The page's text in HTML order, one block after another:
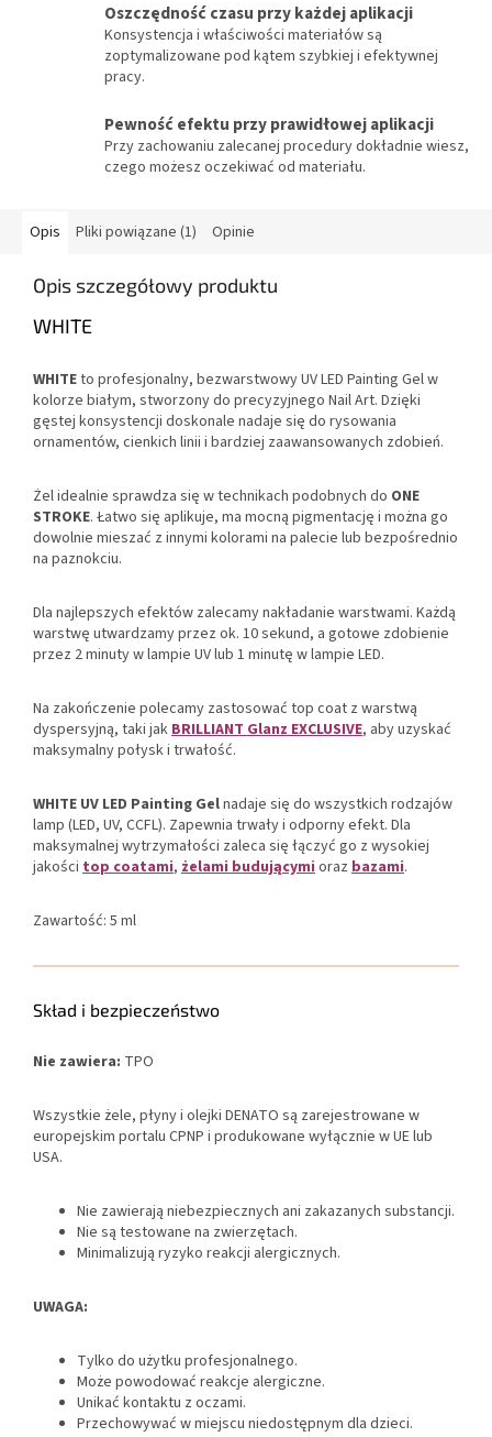
Oszczędność czasu przy każdej aplikacji
Konsystencja i właściwości materiałów są
zoptymalizowane pod kątem szybkiej i efektywnej
pracy.
Pewność efektu przy prawidłowej aplikacji
Przy zachowaniu zalecanej procedury dokładnie wiesz,
czego możesz oczekiwać od materiału.
Opis Pliki powiązane (1) Opinie
Opis szczegółowy produktu
WHITE
WHITEto profesjonalny, bezwarstwowy UV LED Painting Gel w
kolorze białym, stworzony do precyzyjnego Nail Art. Dzięki
gęstej konsystencji doskonale nadaje się do rysowania
ornamentów, cienkich linii i bardziej zaawansowanych zdobień.
Żel idealnie sprawdza się w technikach podobnych do ONE
STROKE. Łatwo się aplikuje, ma mocną pigmentację i można go
dowolnie mieszać z innymi kolorami na palecie lub bezpośrednio
na paznokciu.
Dla najlepszych efektów zalecamy nakładanie warstwami. Każdą
warstwę utwardzamy przez ok. 10 sekund, a gotowe zdobienie
przez 2 minuty w lampie UV lub 1 minutę w lampie LED.
Na zakończenie polecamy zastosować top coat z warstwą
dyspersyjną, taki jakBRILLIANT Glanz EXCLUSIVE, aby uzyskać
maksymalny połysk i trwałość.
WHITE UV LED Painting Gelnadaje się do wszystkich rodzajów
lamp (LED, UV, CCFL). Zapewnia trwały i odporny efekt. Dla
maksymalnej wytrzymałości zaleca się łączyć go z wysokiej
jakości top coatami, żelami budującymioraz bazami.
Zawartość: 5 ml
Skład i bezpieczeństwo
Nie zawiera: TPO
Wszystkie żele, płyny i olejki DENATO są zarejestrowane w
europejskim portalu CPNP i produkowane wyłącznie w UE lub
USA.
Nie zawierają niebezpiecznych ani zakazanych substancji.
Nie są testowane na zwierzętach.
Minimalizują ryzyko reakcji alergicznych.
UWAGA:
Tylko do użytku profesjonalnego.
Może powodować reakcje alergiczne.
Unikać kontaktu z oczami.
Przechowywać w miejscu niedostępnym dla dzieci.